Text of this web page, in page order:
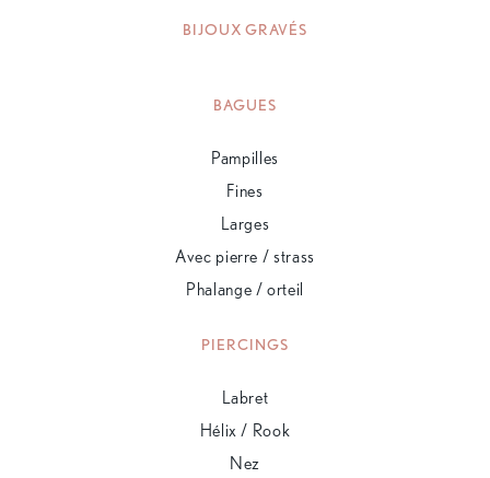
BIJOUX GRAVÉS
BAGUES
Pampilles
Fines
Larges
Avec pierre / strass
Phalange / orteil
PIERCINGS
Labret
Hélix / Rook
Nez